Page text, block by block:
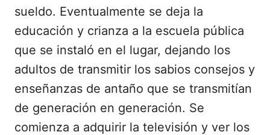
sueldo. Eventualmente se deja la
educación y crianza a la escuela pública
que se instaló en el lugar, dejando los
adultos de transmitir los sabios consejos y
enseñanzas de antaño que se transmitían
de generación en generación. Se
comienza a adquirir la televisión y ver los